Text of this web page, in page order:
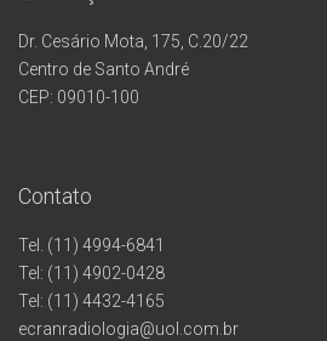
Dr. Cesário Mota, 175, C.20/22
Centro de Santo André
CEP: 09010-100
Contato
Tel. (11) 4994-6841
Tel: (11) 4902-0428
Tel: (11) 4432-4165
ecranradiologia@uol.com.br